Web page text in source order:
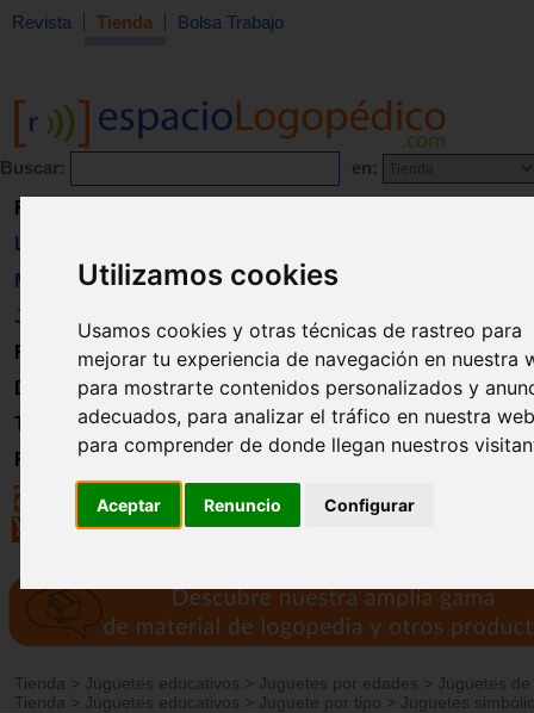
Utilizamos cookies
Usamos cookies y otras técnicas de rastreo para
mejorar tu experiencia de navegación en nuestra
para mostrarte contenidos personalizados y
adecuados, para analizar el tráfico en nuestra
para comprender de donde llegan nuestros
Aceptar Renuncio Configurar
Revista Tienda Bolsa Trabajo
Buscar: en:
Revista
Libros
Material
Juguetes
Formación
Directorio
Trabajo
Registro
Tienda > Juguetes educativos > Juguetes por edades > Juguetes
Tienda
> Juguetes educativos > Juguete por tipo > Juguetes